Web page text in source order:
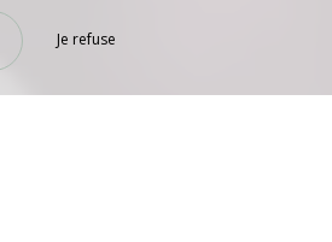
Je refuse